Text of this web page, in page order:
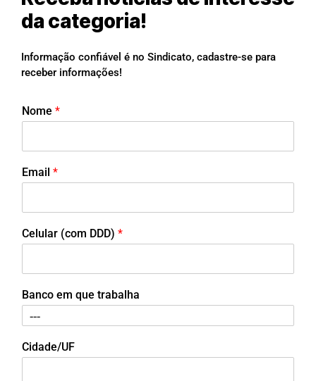
da categoria!
Informação confiável é no Sindicato, cadastre-se para
receber informações!
Nome *
Email *
Celular (com DDD) *
Banco em que trabalha
Cidade/UF